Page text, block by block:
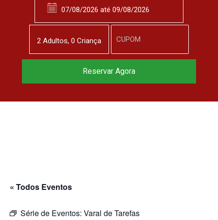
« Todos Eventos
Série de Eventos: Varal de Tarefas
2 Adultos, 0 Criança
Reservar Agora